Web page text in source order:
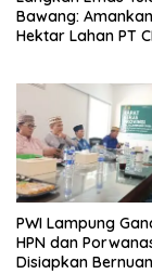
Bawang:
Hektar Lahan PT
PWI Lampung
HPN dan
Disiapkan